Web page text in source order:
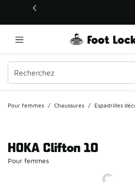
Ce lien s’ouvrira dans une nouvelle
Pour femmes / Chaussures / Espadrilles
HOKA Clifton 10
Pour femmes